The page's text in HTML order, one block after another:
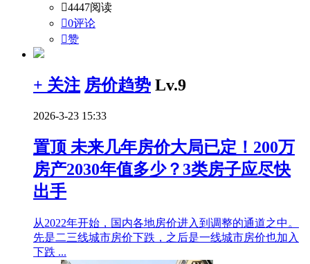
4447阅读
0评论
赞
+ 关注 房价趋势 Lv.9
2026-3-23 15:33
置顶 未来几年房价大局已定！200万
房产2030年值多少？3类房子应尽快
出手
从2022年开始，国内各地房价进入到调整的通道之中。
先是二三线城市房价下跌，之后是一线城市房价也加入
下跌 ...